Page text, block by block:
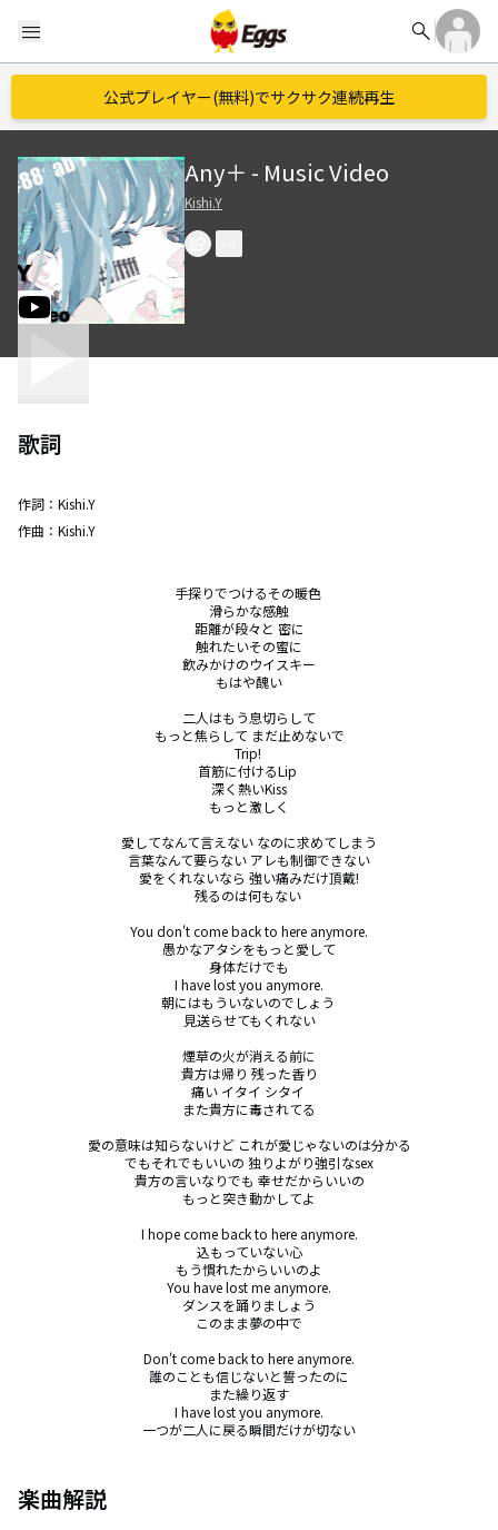
menu search
公式プレイヤー(無料)でサクサク連続再生
Any＋ - Music Video
Kishi.Y
歌詞
作詞： Kishi.Y
作曲： Kishi.Y
手探りでつけるその暖色
滑らかな感触
距離が段々と 密に
触れたいその蜜に
飲みかけのウイスキー
もはや醜い
二人はもう息切らして
もっと焦らして まだ止めないで
Trip!
首筋に付けるLip
深く熱いKiss
もっと激しく
愛してなんて言えない なのに求めてしまう
言葉なんて要らない アレも制御できない
愛をくれないなら 強い痛みだけ頂戴!
残るのは何もない
You don't come back to here anymore.
愚かなアタシをもっと愛して
身体だけでも
I have lost you anymore.
朝にはもういないのでしょう
見送らせてもくれない
煙草の火が消える前に
貴方は帰り 残った香り
痛い イタイ シタイ
また貴方に毒されてる
愛の意味は知らないけど これが愛じゃないのは分かる
でもそれでもいいの 独りよがり強引なsex
貴方の言いなりでも 幸せだからいいの
もっと突き動かしてよ
I hope come back to here anymore.
込もっていない心
もう慣れたからいいのよ
You have lost me anymore.
ダンスを踊りましょう
このまま夢の中で
Don't come back to here anymore.
誰のことも信じないと誓ったのに
また繰り返す
I have lost you anymore.
一つが二人に戻る瞬間だけが切ない
楽曲解説